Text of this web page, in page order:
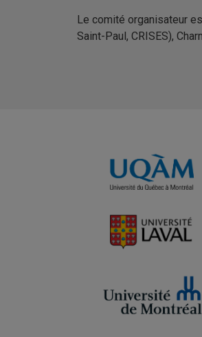
Le comité organisateur
Saint-Paul , CRISES),